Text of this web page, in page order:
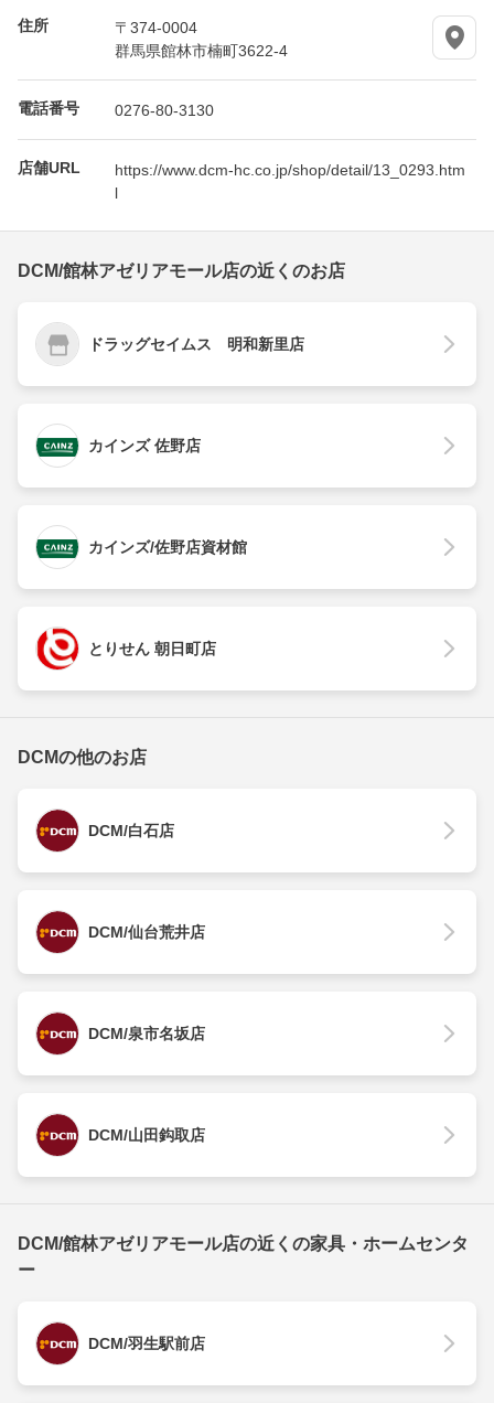
住所
〒374-0004
群馬県館林市楠町3622-4
電話番号 0276-80-3130
店舗URL
https://www.dcm-hc.co.jp/shop/detail/13_0293.htm
l
DCM/館林アゼリアモール店の近くのお店
ドラッグセイムス 明和新里店
カインズ 佐野店
カインズ/佐野店資材館
とりせん 朝日町店
DCMの他のお店
DCM/白石店
DCM/仙台荒井店
DCM/泉市名坂店
DCM/山田鈎取店
DCM/館林アゼリアモール店の近くの家具・ホームセンタ
ー
DCM/羽生駅前店